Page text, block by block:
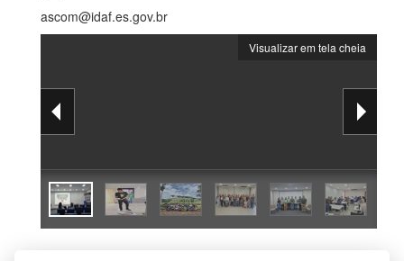
ascom@idaf.es.gov.br
Visualizar em tela cheia